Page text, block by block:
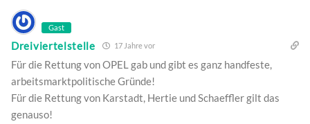
Gast
Dreiviertelstelle 17 Jahre vor
Für die Rettung von OPEL gab und gibt es ganz handfeste,
arbeitsmarktpolitische Gründe!
Für die Rettung von Karstadt, Hertie und Schaeffler gilt das
genauso!